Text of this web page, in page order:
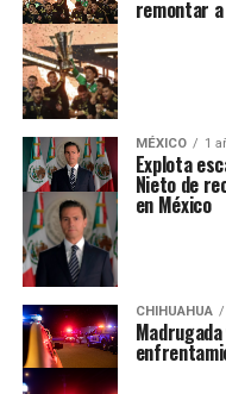
remontar
MÉXICO 1
Explota
Nieto de
en México
CHIHUAHUA